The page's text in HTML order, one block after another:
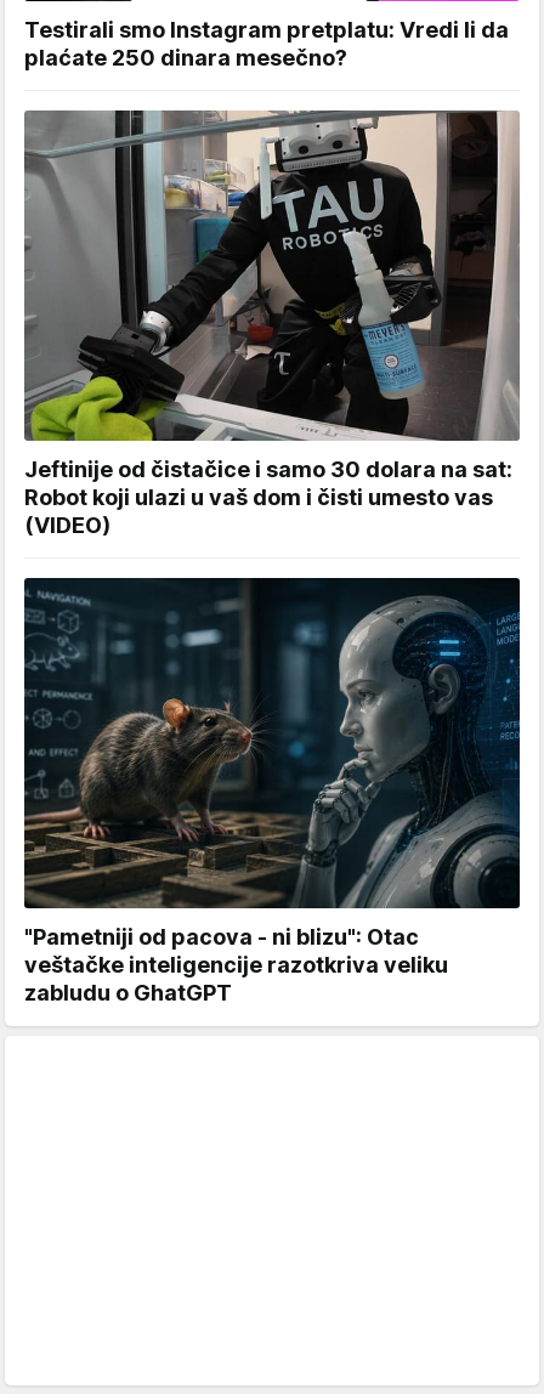
Testirali smo Instagram pretplatu: Vredi li da
plaćate 250 dinara mesečno?
Jeftinije od čistačice i samo 30 dolara na sat:
Robot koji ulazi u vaš dom i čisti umesto vas
(VIDEO)
"Pametniji od pacova - ni blizu": Otac
veštačke inteligencije razotkriva veliku
zabludu o GhatGPT